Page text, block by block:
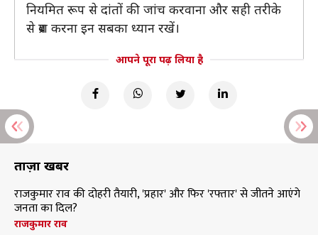
नियमित रूप से दांतों की जांच करवाना और सही तरीके
से ब्रश करना इन सबका ध्यान रखें।
आपने पूरा पढ़ लिया है
ताज़ा खबरें
राजकुमार राव की दोहरी तैयारी, 'प्रहार' और फिर 'रफ्तार' से जीतने आएंगे
जनता का दिल?
राजकुमार राव